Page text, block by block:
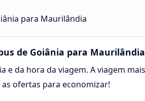
para Maurilândia
de Goiânia para
e da hora da viagem. A viagem
ofertas para economizar!